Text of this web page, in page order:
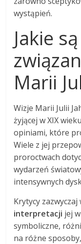
wystąpień.
Jakie
Marii
Wizje Marii Julii
żyjącej w XIX
opiniami, które
Wiele z jej
proroctwach
wydarzeń
intensywnych
Krytycy
interpretacji jej
symboliczne,
na różne